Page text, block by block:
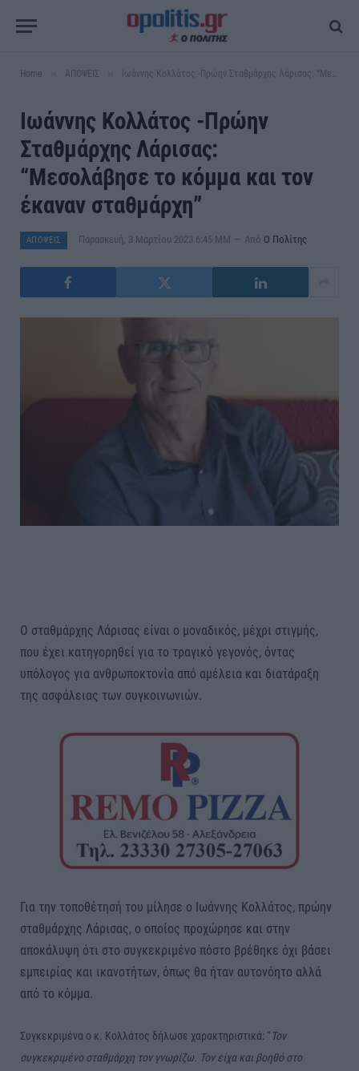
Home ΑΠΟΨΕΙΣ Ιωάννης Κολλάτος -Πρώην Σταθμάρχης Λάρισας: “Μεσολάβησε το κόμμα και τον έκαναν σταθμάρχη”
Ιωάννης Κολλάτος -Πρώην
Σταθμάρχης Λάρισας:
“Μεσολάβησε το κόμμα και τον
έκαναν σταθμάρχη”
ΑΠΟΨΕΙΣ Παρασκευή, 3 Μαρτίου 2023 6:45 ΜΜ Από Ο Πολίτης
Ο σταθμάρχης Λάρισας είναι ο μοναδικός, μέχρι στιγμής,
που έχει κατηγορηθεί για το τραγικό γεγονός, όντας
υπόλογος για ανθρωποκτονία από αμέλεια και διατάραξη
της ασφάλειας των συγκοινωνιών.
Για την τοποθέτησή του μίλησε ο Ιωάννης Κολλάτος, πρώην
σταθμάρχης Λάρισας, ο οποίος προχώρησε και στην
αποκάλυψη ότι στο συγκεκριμένο πόστο βρέθηκε όχι βάσει
εμπειρίας και ικανοτήτων, όπως θα ήταν αυτονόητο αλλά
από το κόμμα.
Συγκεκριμένα ο κ. Κολλάτος δήλωσε χαρακτηριστικά: “ Τον
συγκεκριμένο σταθμάρχη τον γνωρίζω. Τον είχα και βοηθό στο